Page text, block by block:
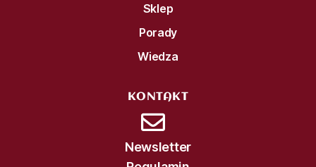
Sklep
Porady
Wiedza
KONTAKT
Newsletter